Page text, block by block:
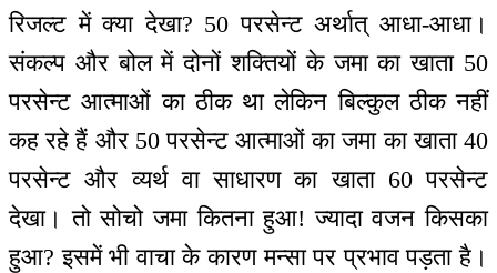
रिजल्ट में क्या देखा? 50 परसेन्ट अर्थात् आधा-आधा।
संकल्प और बोल में दोनों शक्तियों के जमा का खाता 50
परसेन्ट आत्माओं का ठीक था लेकिन बिल्कुल ठीक नहीं
कह रहे हैं और 50 परसेन्ट आत्माओं का जमा का खाता 40
परसेन्ट और व्यर्थ वा साधारण का खाता 60 परसेन्ट
देखा। तो सोचो जमा कितना हुआ! ज्यादा वजन किसका
हुआ? इसमें भी वाचा के कारण मन्सा पर प्रभाव पड़ता है।